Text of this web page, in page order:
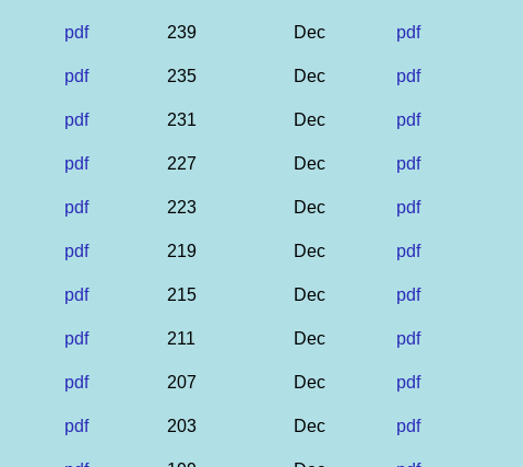
pdf 239 Dec pdf
pdf 235 Dec pdf
pdf 231 Dec pdf
pdf 227 Dec pdf
pdf 223 Dec pdf
pdf 219 Dec pdf
pdf 215 Dec pdf
pdf 211 Dec pdf
pdf 207 Dec pdf
pdf 203 Dec pdf